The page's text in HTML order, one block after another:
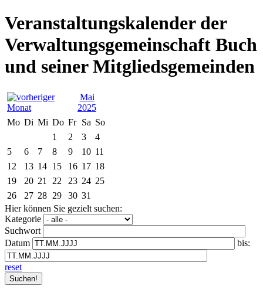
Veranstaltungskalender der
Verwaltungsgemeinschaft Buch
und seiner Mitgliedsgemeinden
Mai
2025
Mo Di Mi Do Fr Sa So
1
2 3
4
5
6 7 8 9 10 11
12
13 14 15 16 17 18
19
20 21 22 23 24 25
26
27 28 29 30 31
Hier können Sie gezielt suchen:
Kategorie
Suchwort
Datum
bis:
reset